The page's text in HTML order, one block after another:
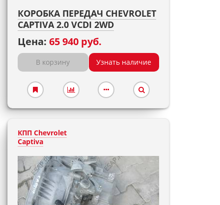
КОРОБКА ПЕРЕДАЧ CHEVROLET
CAPTIVA 2.0 VCDI 2WD
Цена: 65 940 руб.
В корзину Узнать наличие
КПП Chevrolet
Captiva